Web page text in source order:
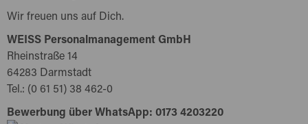
Wir freuen uns auf Dich.
WEISS Personalmanagement GmbH
Rheinstraße 14
64283 Darmstadt
Tel.: (0 61 51) 38 462-0
Bewerbung über WhatsApp: 0173 4203220